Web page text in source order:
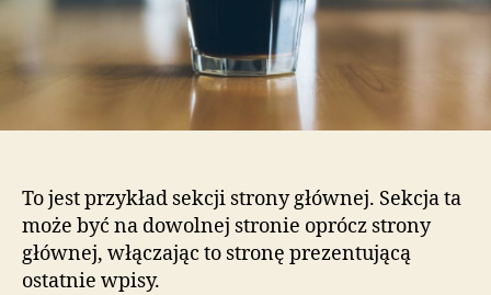
To jest przykład sekcji strony głównej. Sekcja ta
może być na dowolnej stronie oprócz strony
głównej, włączając to stronę prezentującą
ostatnie wpisy.